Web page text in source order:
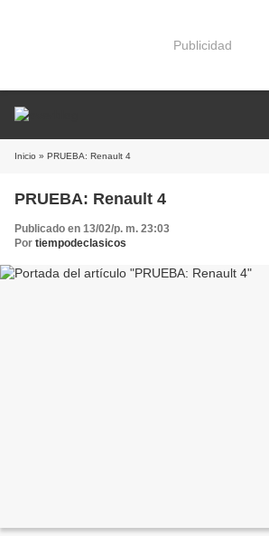
Publicidad
Inicio » PRUEBA: Renault 4
PRUEBA: Renault 4
Publicado en 13/02/p. m. 23:03
Por tiempodeclasicos